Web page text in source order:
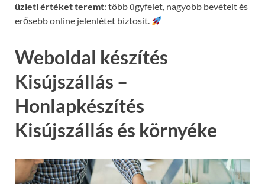
üzleti értéket teremt: több ügyfelet, nagyobb bevételt és
erősebb online jelenlétet biztosít.
Weboldal készítés
Kisújszállás –
Honlapkészítés
Kisújszállás és környéke